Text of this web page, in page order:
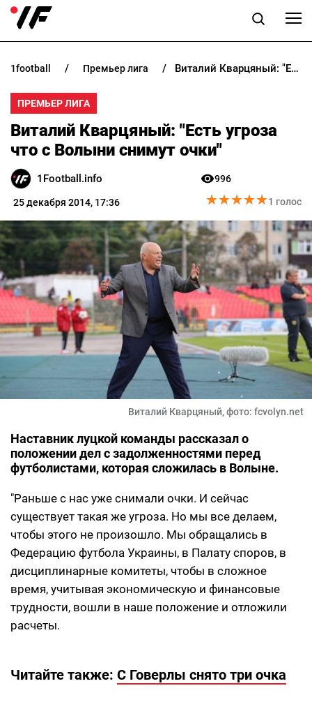
НОВОСТИ
ПРОГНОЗЫ
БУКМЕКЕРЫ
КАЗИНО
РАЗНОЕ
1football премьер лига Виталий Кварцяный: "Есть угроза что с Волыни снимут очки"
ПРЕМЬЕР ЛИГА
Виталий Кварцяный: "Есть угроза
что с Волыни снимут очки"
1Football.info
25 декабря 2014, 17:36
996
★★★★★
★★★★★1 голос
Виталий Кварцяный, фото: fcvolyn.net
Наставник луцкой команды рассказал о
положении дел с задолженностями перед
футболистами, которая сложилась в Волыне.
"Раньше с нас уже снимали очки. И сейчас
существует такая же угроза. Но мы все делаем,
чтобы этого не произошло. Мы обращались в
Федерацию футбола Украины, в Палату споров, в
дисциплинарные комитеты, чтобы в сложное
время, учитывая экономическую и финансовые
трудности, вошли в наше положение и отложили
расчеты.
Читайте также: С Говерлы снято три очка